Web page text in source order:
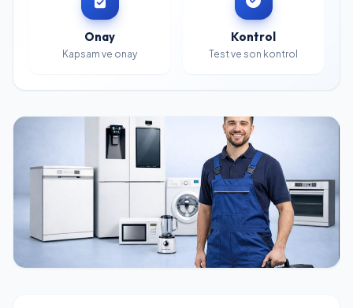
Onay
Kapsam ve onay
Kontrol
Test ve son kontrol